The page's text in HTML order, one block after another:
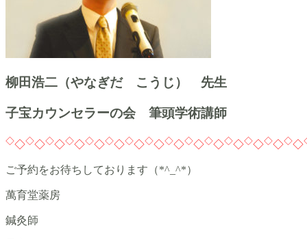
柳田浩二（やなぎだ こうじ） 先生
子宝カウンセラーの会 筆頭学術講師
◇◇◇◇◇◇◇◇◇◇◇◇◇◇◇◇◇◇◇◇◇◇◇◇◇◇◇◇◇◇
ご予約をお待ちしております（*^_^*）
萬育堂薬房
鍼灸師